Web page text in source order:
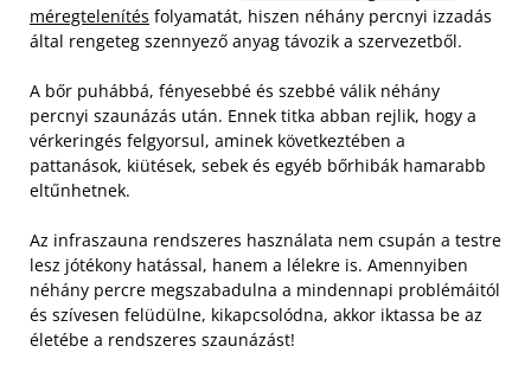
méregtelenítés folyamatát, hiszen néhány percnyi izzadás
által rengeteg szennyező anyag távozik a szervezetből.
A bőr puhábbá, fényesebbé és szebbé válik néhány
percnyi szaunázás után. Ennek titka abban rejlik, hogy a
vérkeringés felgyorsul, aminek következtében a
pattanások, kiütések, sebek és egyéb bőrhibák hamarabb
eltűnhetnek.
Az infraszauna rendszeres használata nem csupán a testre
lesz jótékony hatással, hanem a lélekre is. Amennyiben
néhány percre megszabadulna a mindennapi problémáitól
és szívesen felüdülne, kikapcsolódna, akkor iktassa be az
életébe a rendszeres szaunázást!